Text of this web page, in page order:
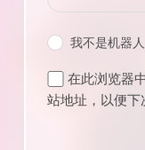
我不是机器人
在此浏览器
站地址，以便下